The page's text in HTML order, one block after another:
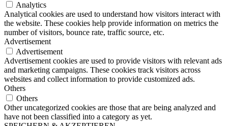
Analytics
Analytical cookies are used to understand how visitors interact with
the website. These cookies help provide information on metrics the
number of visitors, bounce rate, traffic source, etc.
Advertisement
Advertisement
Advertisement cookies are used to provide visitors with relevant ads
and marketing campaigns. These cookies track visitors across
websites and collect information to provide customized ads.
Others
Others
Other uncategorized cookies are those that are being analyzed and
have not been classified into a category as yet.